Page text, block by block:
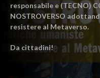
responsabile e (TECNO)
NOSTROVERSO
resistere al Metaverso.
Da cittadini!